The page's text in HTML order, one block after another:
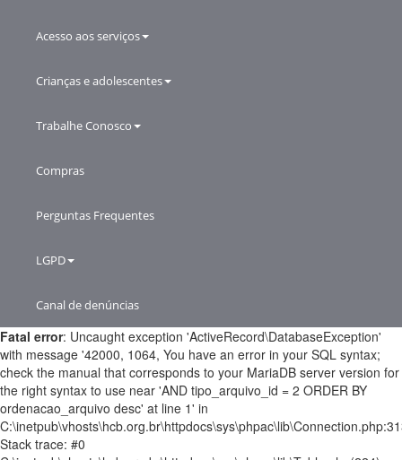
Acesso aos serviços
Crianças e adolescentes
Trabalhe Conosco
Compras
Perguntas Frequentes
LGPD
Canal de denúncias
Fatal error: Uncaught exception 'ActiveRecord\DatabaseException'
with message '42000, 1064, You have an error in your SQL syntax;
check the manual that corresponds to your MariaDB server version for
the right syntax to use near 'AND tipo_arquivo_id = 2 ORDER BY
ordenacao_arquivo desc' at line 1' in
Stack trace: #0